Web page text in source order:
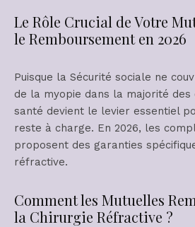
Le Rôle Crucial de Votre
le Remboursement en 2026
Puisque la Sécurité sociale ne
de la myopie dans la majorité
santé devient le levier essentiel
reste à charge. En 2026, les
proposent des garanties
réfractive.
Comment les Mutuelles
la Chirurgie Réfractive ?